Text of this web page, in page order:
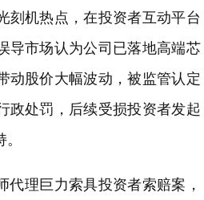
刻机热点，在投资者互动平台
导市场认为公司已落地高端芯
动股价大幅波动，被监管认定
政处罚，后续受损投资者发起
代理巨力索具投资者索赔案，